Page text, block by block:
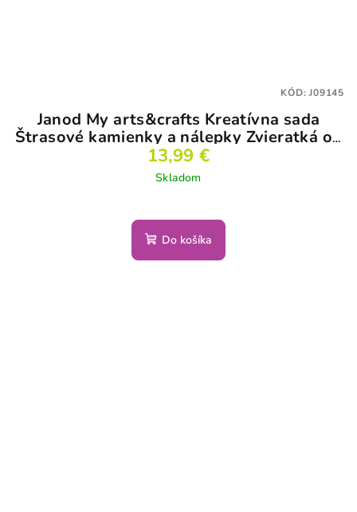
Janod My arts&crafts Kreatívna sada
Štrasové kamienky a nálepky Zvieratká od
3 rokov
13,99 €
Skladom
Do košíka
KÓD:J09145